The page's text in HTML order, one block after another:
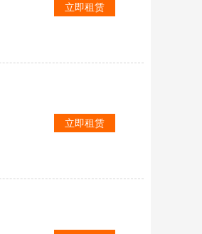
立即租赁
立即租赁